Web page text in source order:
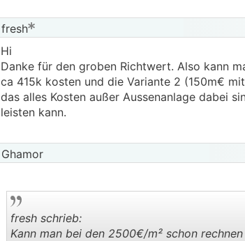
fresh
Hi
Danke für den groben Richtwert. Also kann
ca 415k kosten und die Variante 2 (150m€
das alles Kosten außer Aussenanlage dabei
leisten kann.
Ghamor
fresh schrieb:
Kann man bei den 2500€/m² schon